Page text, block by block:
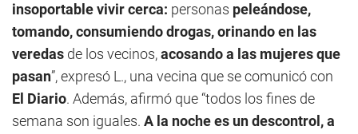
insoportable vivir cerca: personas peleándose,
tomando, consumiendo drogas,orinando en las
veredas de los vecinos,acosando a las mujeres que
pasan”, expresó L., una vecina que se comunicó con
El Diario. Además, afirmó que “todos los fines de
semana son iguales. A la noche es un descontrol, a